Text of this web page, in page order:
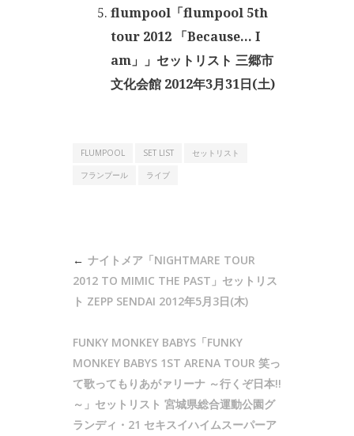
flumpool「flumpool 5th
tour 2012 「Because… I
am」」セットリスト 三郷市
文化会館 2012年3月31日(土)
FLUMPOOL SET LIST
セットリスト
フランプール
ライブ
ナイトメア「NIGHTMARE TOUR
2012 TO MIMIC THE PAST」セットリス
ト ZEPP SENDAI 2012年5月3日(木)
FUNKY MONKEY BABYS「FUNKY
MONKEY BABYS 1ST ARENA TOUR 笑っ
て歌ってもりあがァリーナ ～行くぞ日本!!
～」セットリスト 宮城県総合運動公園グ
ランディ・21 セキスイハイムスーパーア